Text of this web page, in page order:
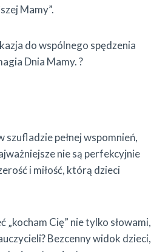
Mamy”.
do wspólnego spędzenia
Dnia Mamy. ?
szufladzie pełnej wspomnień,
nie są perfekcyjnie
i miłość, którą dzieci
Cię” nie tylko słowami,
Bezcenny widok dzieci,